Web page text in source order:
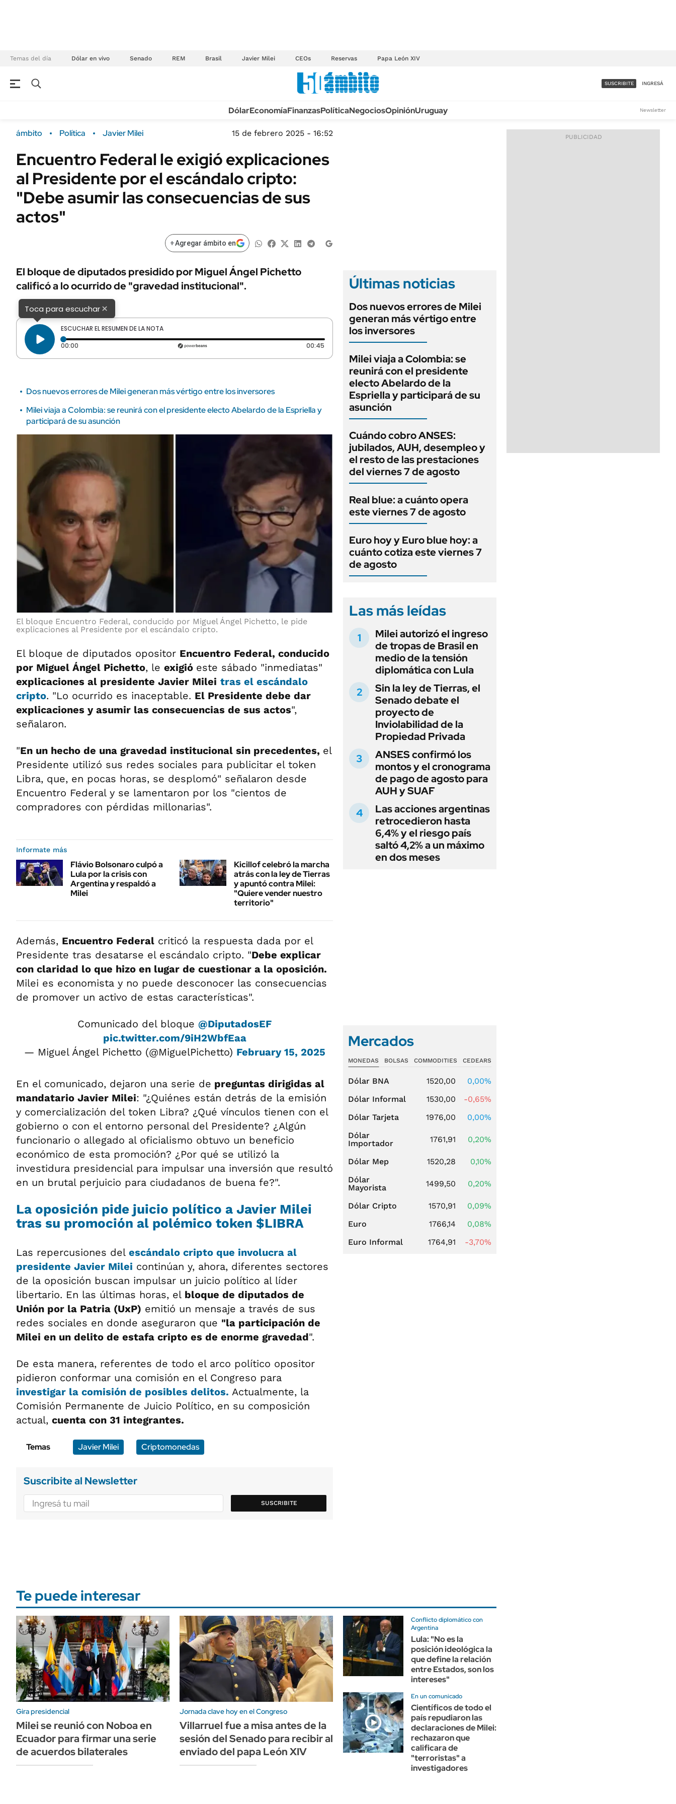
Temas del día Dólar en vivo Senado REM Brasil Javier Milei CEOs Reservas Papa León XIV
Campo
FINANZAS
Dólar
Mercados
Sustentabilidad
Seguros
POLÍTICA
Municipios
TECNOLOGÍA
MÉXICO
MUNDO
INFORMACIÓN GENERAL
ESPECTÁCULOS
AUTOS
ACCESO FULL - $1.800/MES
SUSCRIBITE INGRESÁ
DólarEconomíaFinanzasPolíticaNegociosOpiniónUruguay Newsletter
ámbito Política Javier Milei 15 de febrero 2025 - 16:52
Encuentro Federal le exigió explicaciones
al Presidente por el escándalo cripto:
"Debe asumir las consecuencias de sus
actos"
+Agregar ámbito en
El bloque de diputados presidido por Miguel Ángel Pichetto
calificó a lo ocurrido de "gravedad institucional".
Toca para escuchar×
ESCUCHAR EL RESUMEN DE LA NOTA
00:00 Tiempo transcurrido: 0 segundos 00:45 Duración: 45 segundos
Dos nuevos errores de Milei generan más vértigo entre los inversores
Milei viaja a Colombia: se reunirá con el presidente electo Abelardo de la Espriella y
participará de su asunción
El bloque Encuentro Federal, conducido por Miguel Ángel Pichetto, le pide
explicaciones al Presidente por el escándalo cripto.
El bloque de diputados opositor Encuentro Federal, conducido
por Miguel Ángel Pichetto, le exigió este sábado "inmediatas"
explicaciones al presidente Javier Milei tras el escándalo
cripto. "Lo ocurrido es inaceptable. El Presidente debe dar
explicaciones y asumir las consecuencias de sus actos",
señalaron.
"En un hecho de una gravedad institucional sin precedentes, el
Presidente utilizó sus redes sociales para publicitar el token
Libra, que, en pocas horas, se desplomó" señalaron desde
Encuentro Federal y se lamentaron por los "cientos de
compradores con pérdidas millonarias".
Informate más
Flávio Bolsonaro culpó a
Lula por la crisis con
Argentina y respaldó a
Milei
Kicillof celebró la marcha
atrás con la ley de Tierras
y apuntó contra Milei:
"Quiere vender nuestro
territorio"
Además, Encuentro Federal criticó la respuesta dada por el
Presidente tras desatarse el escándalo cripto. "Debe explicar
con claridad lo que hizo en lugar de cuestionar a la oposición.
Milei es economista y no puede desconocer las consecuencias
de promover un activo de estas características".
Comunicado del bloque @DiputadosEF
pic.twitter.com/9iH2WbfEaa
— Miguel Ángel Pichetto (@MiguelPichetto) February 15, 2025
En el comunicado, dejaron una serie de preguntas dirigidas al
mandatario Javier Milei: "¿Quiénes están detrás de la emisión
y comercialización del token Libra? ¿Qué vínculos tienen con el
gobierno o con el entorno personal del Presidente? ¿Algún
funcionario o allegado al oficialismo obtuvo un beneficio
económico de esta promoción? ¿Por qué se utilizó la
investidura presidencial para impulsar una inversión que resultó
en un brutal perjuicio para ciudadanos de buena fe?".
La oposición pide juicio político a Javier Milei
tras su promoción al polémico token $LIBRA
Las repercusiones del escándalo cripto que involucra al
presidente Javier Milei continúan y, ahora, diferentes sectores
de la oposición buscan impulsar un juicio político al líder
libertario. En las últimas horas, el bloque de diputados de
Unión por la Patria (UxP) emitió un mensaje a través de sus
redes sociales en donde aseguraron que "la participación de
Milei en un delito de estafa cripto es de enorme gravedad".
De esta manera, referentes de todo el arco político opositor
pidieron conformar una comisión en el Congreso para
investigar la comisión de posibles delitos. Actualmente, la
Comisión Permanente de Juicio Político, en su composición
actual, cuenta con 31 integrantes.
Temas Javier Milei Criptomonedas
Suscribite al Newsletter
SUSCRIBITE
Últimas noticias
Dos nuevos errores de Milei
generan más vértigo entre
los inversores
Milei viaja a Colombia: se
reunirá con el presidente
electo Abelardo de la
Espriella y participará de su
asunción
Cuándo cobro ANSES:
jubilados, AUH, desempleo y
el resto de las prestaciones
del viernes 7 de agosto
Real blue: a cuánto opera
este viernes 7 de agosto
Euro hoy y Euro blue hoy: a
cuánto cotiza este viernes 7
de agosto
Las más leídas
Milei autorizó el ingreso
de tropas de Brasil en
medio de la tensión
diplomática con Lula
Sin la ley de Tierras, el
Senado debate el
proyecto de
Inviolabilidad de la
Propiedad Privada
ANSES confirmó los
montos y el cronograma
de pago de agosto para
AUH y SUAF
Las acciones argentinas
retrocedieron hasta
6,4% y el riesgo país
saltó 4,2% a un máximo
en dos meses
Mercados
MONEDAS BOLSAS COMMODITIES CEDEARS
Dólar BNA 1520,00
0,00%
Dólar Informal
1530,00
-0,65%
Dólar Tarjeta
1976,00
0,00%
Dólar
Importador
1761,91 0,20%
Dólar Mep 1520,28
0,10%
Dólar
Mayorista
1499,50 0,20%
Dólar Cripto 1570,91
0,09%
Euro
1766,14
0,08%
Euro Informal
1764,91 -3,70%
Te puede interesar
Gira presidencial
Milei se reunió con Noboa en
Ecuador para firmar una serie
de acuerdos bilaterales
Jornada clave hoy en el Congreso
Villarruel fue a misa antes de la
sesión del Senado para recibir al
enviado del papa León XIV
Conflicto diplomático con
Argentina
Lula: "No es la
posición ideológica la
que define la relación
entre Estados, son los
intereses"
En un comunicado
Científicos de todo el
país repudiaron las
declaraciones de Milei:
rechazaron que
calificara de
"terroristas" a
investigadores